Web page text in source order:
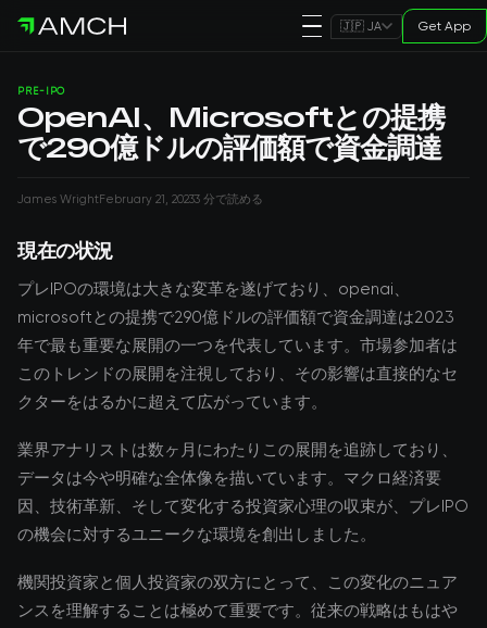
🇯🇵 JA Get App
PRE-IPO
OpenAI、Microsoftとの提携
で290億ドルの評価額で資金調達
James WrightFebruary 21, 20233 分で読める
現在の状況
プレIPOの環境は大きな変革を遂げており、openai、
microsoftとの提携で290億ドルの評価額で資金調達は2023
年で最も重要な展開の一つを代表しています。市場参加者は
このトレンドの展開を注視しており、その影響は直接的なセ
クターをはるかに超えて広がっています。
業界アナリストは数ヶ月にわたりこの展開を追跡しており、
データは今や明確な全体像を描いています。マクロ経済要
因、技術革新、そして変化する投資家心理の収束が、プレIPO
の機会に対するユニークな環境を創出しました。
機関投資家と個人投資家の双方にとって、この変化のニュア
ンスを理解することは極めて重要です。従来の戦略はもはや